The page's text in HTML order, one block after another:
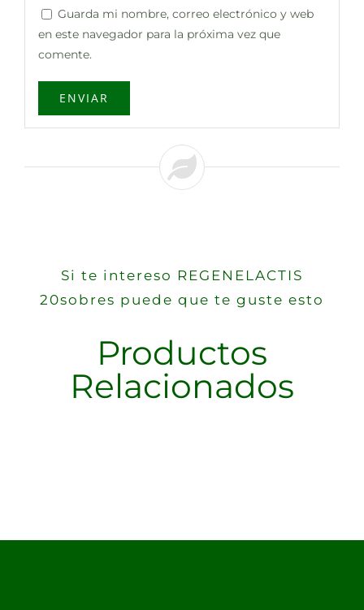
Guarda mi nombre, correo electrónico y web
en este navegador para la próxima vez que
comente.
Si te intereso REGENELACTIS
20sobres puede que te guste esto
Productos
Relacionados